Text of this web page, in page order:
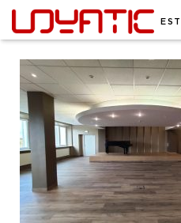
EST